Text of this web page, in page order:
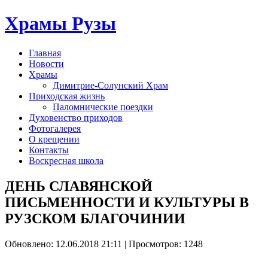
Храмы Рузы
Главная
Новости
Храмы
Димитрие-Солунский Храм
Приходская жизнь
Паломнические поездки
Духовенство приходов
Фотогалерея
О крещении
Контакты
Воскресная школа
ДЕНЬ СЛАВЯНСКОЙ
ПИСЬМЕННОСТИ И КУЛЬТУРЫ В
РУЗСКОМ БЛАГОЧИНИИ
Обновлено: 12.06.2018 21:11 | Просмотров: 1248